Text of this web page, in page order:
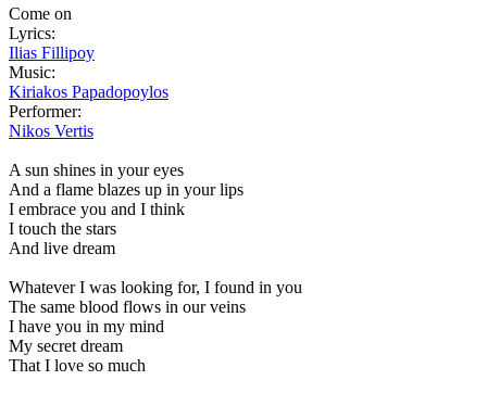
Come on
Lyrics:
Ilias Fillipoy
Music:
Kiriakos Papadopoylos
Performer:
Nikos Vertis
A sun shines in your eyes
And a flame blazes up in your lips
I embrace you and I think
I touch the stars
And live dream
Whatever I was looking for, I found in you
The same blood flows in our veins
I have you in my mind
My secret dream
That I love so much